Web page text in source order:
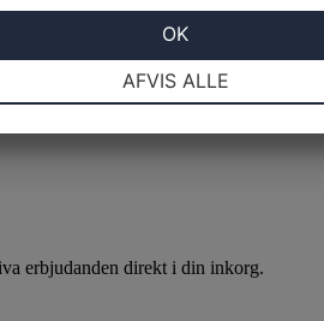
av reCAPTCHA och
Användarvillkorgäller.
först!
erbjudanden direkt i din inkorg.
AFVIS ALLE
OK